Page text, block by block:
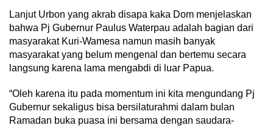
Lanjut Urbon yang akrab disapa kaka Dom menjelaskan
bahwa Pj Gubernur Paulus Waterpau adalah bagian dari
masyarakat Kuri-Wamesa namun masih banyak
masyarakat yang belum mengenal dan bertemu secara
langsung karena lama mengabdi di luar Papua.
“Oleh karena itu pada momentum ini kita mengundang Pj
Gubernur sekaligus bisa bersilaturahmi dalam bulan
Ramadan buka puasa ini bersama dengan saudara-